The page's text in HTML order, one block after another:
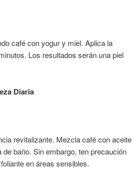
café con yogur y miel. Aplica la
Los resultados serán una piel
Diaria
revitalizante. Mezcla café con aceite
baño. Sin embargo, ten precaución
en áreas sensibles.